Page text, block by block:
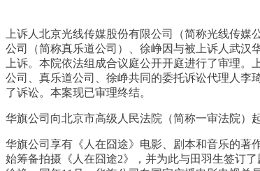
上诉人北京光线传媒股份有限公司（简称光线传
公司（简称真乐道公司）、徐峥因与被上诉人武汉
上诉。本院依法组成合议庭公开开庭进行了审理
公司、真乐道公司、徐峥共同的委托诉讼代理人李
了诉讼。本案现已审理终结。
华旗公司向北京市高级人民法院（简称一审法院）
华旗公司享有《人在囧途》电影、剧本和音乐的著
始筹备拍摄《人在囧途2》，并为此与田羽生签订